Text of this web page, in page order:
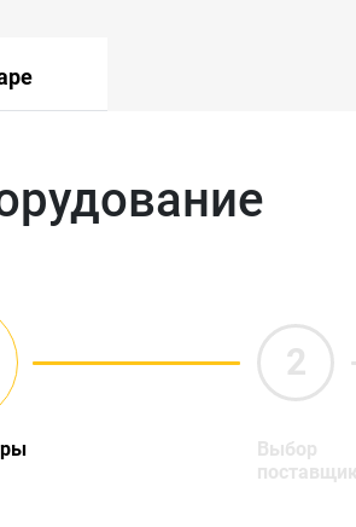
Выбор